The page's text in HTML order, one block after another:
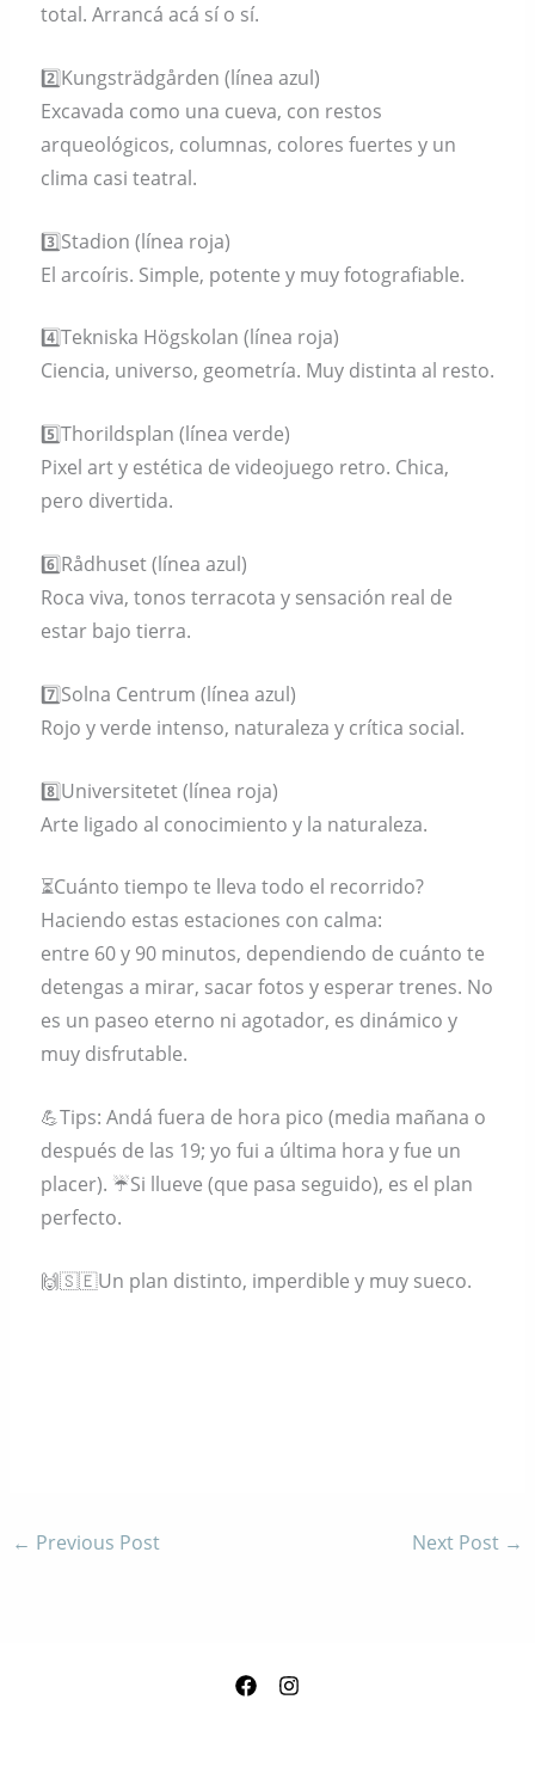
total. Arrancá acá sí o sí.
2️⃣Kungsträdgården (línea azul)
Excavada como una cueva, con restos
arqueológicos, columnas, colores fuertes y un
clima casi teatral.
3️⃣Stadion (línea roja)
El arcoíris. Simple, potente y muy fotografiable.
4️⃣Tekniska Högskolan (línea roja)
Ciencia, universo, geometría. Muy distinta al resto.
5️⃣Thorildsplan (línea verde)
Pixel art y estética de videojuego retro. Chica,
pero divertida.
6️⃣Rådhuset (línea azul)
Roca viva, tonos terracota y sensación real de
estar bajo tierra.
7️⃣Solna Centrum (línea azul)
Rojo y verde intenso, naturaleza y crítica social.
8️⃣Universitetet (línea roja)
Arte ligado al conocimiento y la naturaleza.
⏳️Cuánto tiempo te lleva todo el recorrido?
Haciendo estas estaciones con calma:
entre 60 y 90 minutos, dependiendo de cuánto te
detengas a mirar, sacar fotos y esperar trenes. No
es un paseo eterno ni agotador, es dinámico y
muy disfrutable.
💪Tips: Andá fuera de hora pico (media mañana o
después de las 19; yo fui a última hora y fue un
placer). ☔️Si llueve (que pasa seguido), es el plan
perfecto.
🙌🇸🇪Un plan distinto, imperdible y muy sueco.
← Previous Post Next Post →